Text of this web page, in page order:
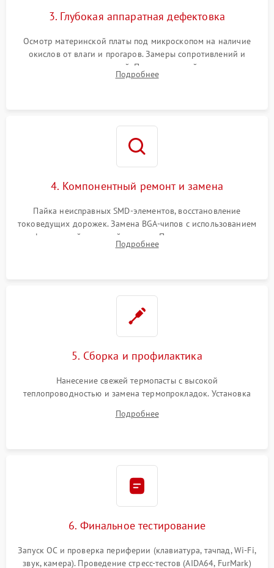
3. Глубокая аппаратная дефектовка
Осмотр материнской платы под микроскопом на наличие
окислов от влаги и прогаров. Замеры сопротивлений и
дежурных напряжений. Проверка цепей питания,
мультиконтроллера, процессора и видеочипа.
Подробнее
4. Компонентный ремонт и замена
Пайка неисправных SMD-элементов, восстановление
токоведущих дорожек. Замена BGA-чипов с использованием
инфракрасной паяльной станции. Прошивка микросхемы
BIOS или замена поврежденных портов USB
Подробнее
5. Сборка и профилактика
Нанесение свежей термопасты с высокой
теплопроводностью и замена термопрокладок. Установка
шлейфов, модулей памяти и накопителей. Предварительная
Подробнее
6. Финальное тестирование
Запуск ОС и проверка периферии (клавиатура, тачпад, Wi-Fi,
звук, камера). Проведение стресс-тестов (AIDA64, FurMark)